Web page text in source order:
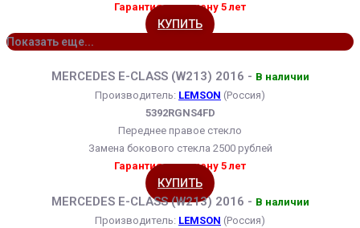
Гарантия на замену 5 лет
КУПИТЬ
Показать еще...
MERCEDES E-CLASS (W213) 2016 - В наличии
Производитель: LEMSON (Россия)
5392RGNS4FD
Переднее правое стекло
Замена бокового стекла 2500 рублей
Гарантия на замену 5 лет
КУПИТЬ
MERCEDES E-CLASS (W213) 2016 - В наличии
Производитель: LEMSON (Россия)